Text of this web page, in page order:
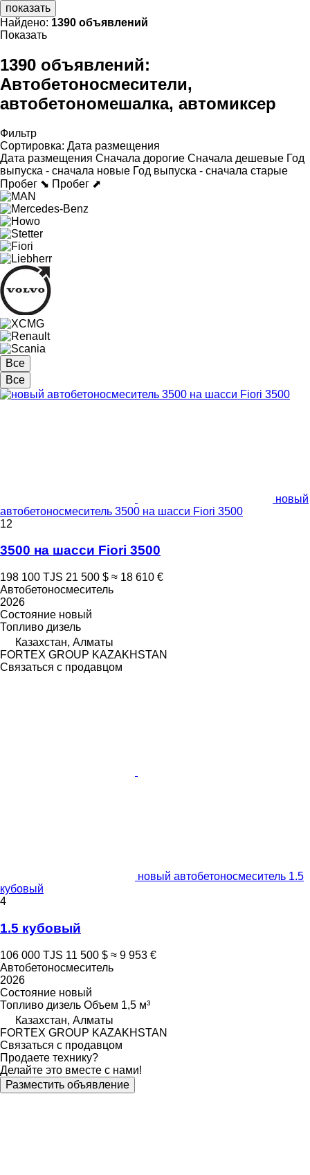
показать
Найдено: 1390 объявлений
Показать
1390 объявлений:
Автобетоносмесители,
автобетономешалка, автомиксер
Фильтр
Сортировка: Дата размещения
Дата размещения Сначала дорогие Сначала дешевые Год
выпуска - сначала новые Год выпуска - сначала старые
Пробег ⬊ Пробег ⬈
Все
Все
новый
автобетоносмеситель 3500 на шасси Fiori 3500
12
3500 на шасси Fiori 3500
198 100 TJS 21 500 $ ≈ 18 610 €
Автобетоносмеситель
2026
Состояние новый
Топливо дизель
Казахстан, Алматы
FORTEX GROUP KAZAKHSTAN
Связаться с продавцом
новый автобетоносмеситель 1.5
кубовый
4
1.5 кубовый
106 000 TJS 11 500 $ ≈ 9 953 €
Автобетоносмеситель
2026
Состояние новый
Топливо дизель Объем 1,5 м³
Казахстан, Алматы
FORTEX GROUP KAZAKHSTAN
Связаться с продавцом
Продаете технику?
Делайте это вместе с нами!
Разместить объявление